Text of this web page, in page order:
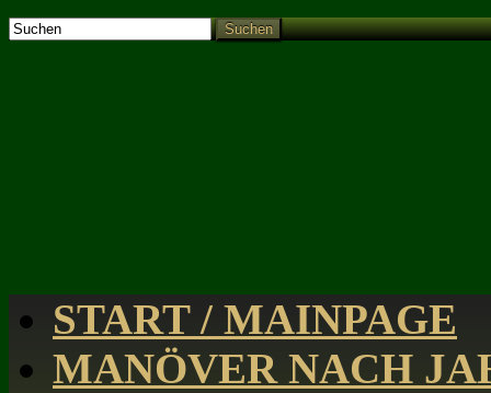
Suchen
START / MAINPAGE
MANÖVER NACH